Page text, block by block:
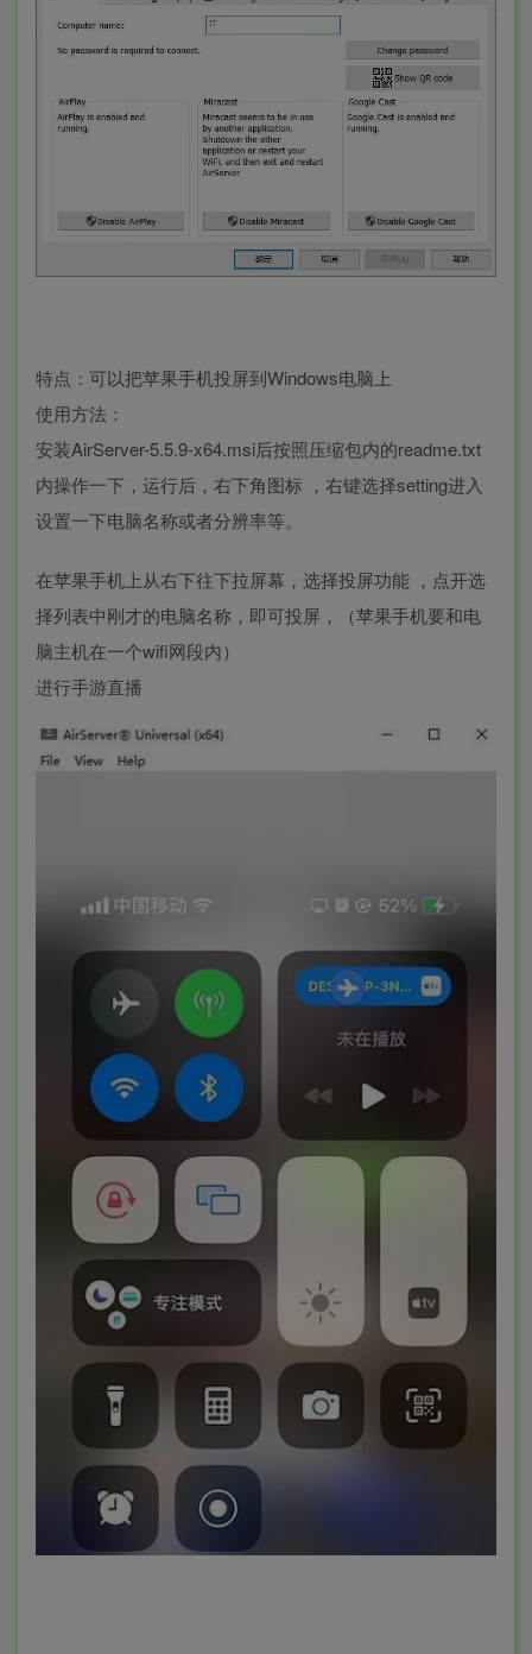
特点：可以把苹果手机投屏到Windows电脑上
使用方法：
安装AirServer-5.5.9-x64.msi后按照压缩包内的readme.txt
内操作一下，运行后，右下角图标 ，右键选择setting进入
设置一下电脑名称或者分辨率等。
在苹果手机上从右下往下拉屏幕，选择投屏功能 ，点开选
择列表中刚才的电脑名称，即可投屏，（苹果手机要和电
脑主机在一个wifi网段内）
进行手游直播